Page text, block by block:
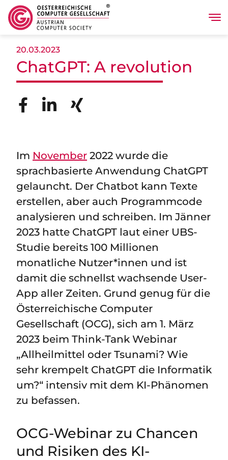
20.03.2023
ChatGPT: A revolution
Im November 2022 wurde die
sprachbasierte Anwendung ChatGPT
gelauncht. Der Chatbot kann Texte
erstellen, aber auch Programmcode
analysieren und schreiben. Im Jänner
2023 hatte ChatGPT laut einer UBS-
Studie bereits 100 Millionen
monatliche Nutzer*innen und ist
damit die schnellst wachsende User-
App aller Zeiten. Grund genug für die
Österreichische Computer
Gesellschaft (OCG), sich am 1. März
2023 beim Think-Tank Webinar
„Allheilmittel oder Tsunami? Wie
sehr krempelt ChatGPT die Informatik
um?“ intensiv mit dem KI-Phänomen
zu befassen.
OCG-Webinar zu Chancen
und Risiken des KI-